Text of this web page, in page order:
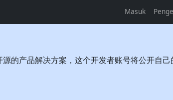
Masuk
的产品解决方案，这个开发者账号将公开自己